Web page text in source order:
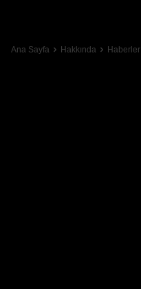
Ana Sayfa Hakkında Haberler